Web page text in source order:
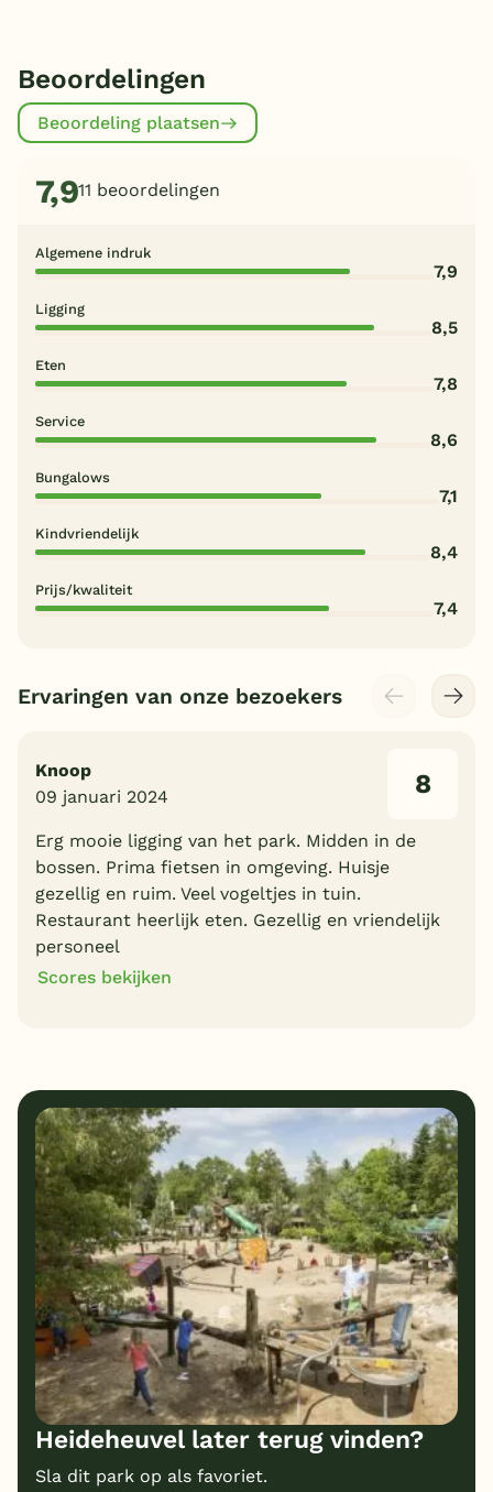
Beoordelingen
Beoordeling plaatsen
7,911 beoordelingen
Algemene indruk
7,9
Ligging
8,5
Eten
7,8
Service
8,6
Bungalows
7,1
Kindvriendelijk
8,4
Prijs/kwaliteit
7,4
Ervaringen van onze bezoekers
Knoop
09 januari 2024
8
Erg mooie ligging van het park. Midden in de
bossen. Prima fietsen in omgeving. Huisje
gezellig en ruim. Veel vogeltjes in tuin.
Restaurant heerlijk eten. Gezellig en vriendelijk
personeel
Scores bekijken
6 Bungalows Kindvriendelijk
7 Prijs/kwaliteit
Heideheuvel later terug vinden?
Sla dit park op als favoriet.